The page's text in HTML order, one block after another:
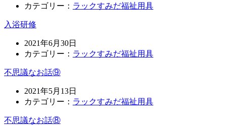
カテゴリー： ラックすみだ福祉用具
入浴研修
2021年6月30日
カテゴリー： ラックすみだ福祉用具
不思議なお話⑨
2021年5月13日
カテゴリー： ラックすみだ福祉用具
不思議なお話⑧